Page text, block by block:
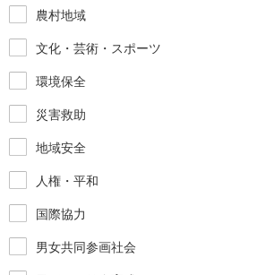
農村地域
文化・芸術・スポーツ
環境保全
災害救助
地域安全
人権・平和
国際協力
男女共同参画社会